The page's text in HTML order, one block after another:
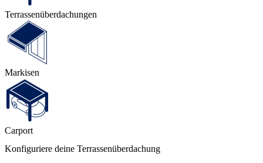
Terrassen­überdachungen
Markisen
Carport
Konfiguriere deine Terrassenüberdachung